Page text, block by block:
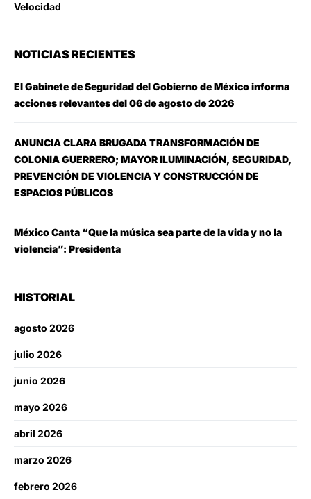
Velocidad
NOTICIAS RECIENTES
El Gabinete de Seguridad del Gobierno de México informa
acciones relevantes del 06 de agosto de 2026
ANUNCIA CLARA BRUGADA TRANSFORMACIÓN DE
COLONIA GUERRERO; MAYOR ILUMINACIÓN, SEGURIDAD,
PREVENCIÓN DE VIOLENCIA Y CONSTRUCCIÓN DE
ESPACIOS PÚBLICOS
México Canta “Que la música sea parte de la vida y no la
violencia”: Presidenta
HISTORIAL
agosto 2026
julio 2026
junio 2026
mayo 2026
abril 2026
marzo 2026
febrero 2026